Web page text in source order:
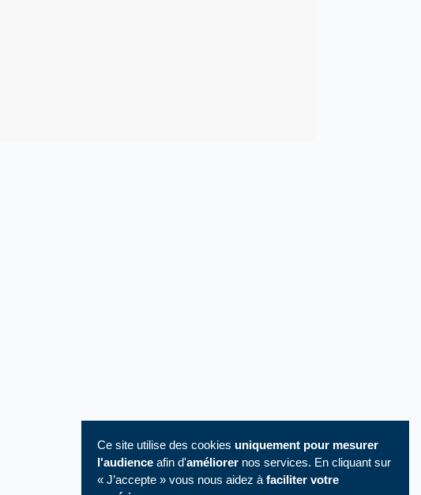
Ce site utilise des cookies uniquement pour mesurer
l'audience afin d'améliorer nos services. En cliquant sur
« J’accepte » vous nous aidez à faciliter votre